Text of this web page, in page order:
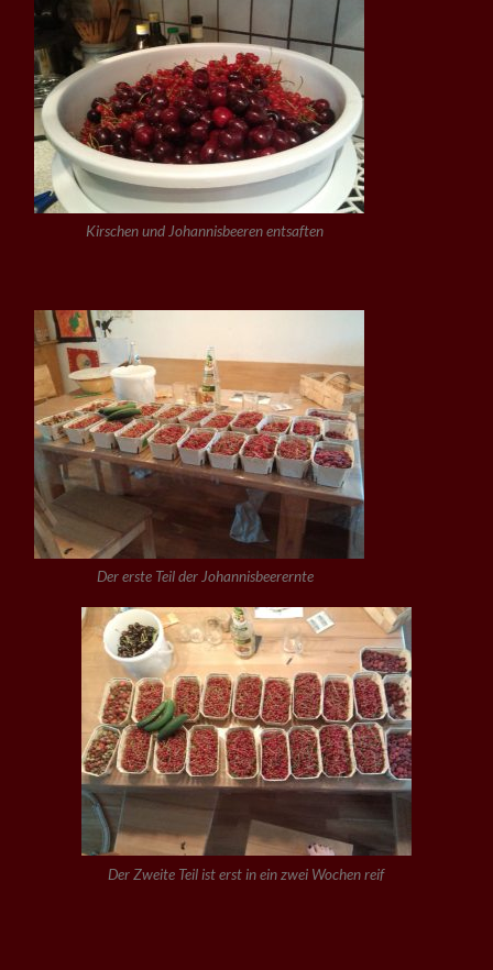
Kirschen und Johannisbeeren entsaften
Der erste Teil der Johannisbeerernte
Der Zweite Teil ist erst in ein zwei Wochen reif